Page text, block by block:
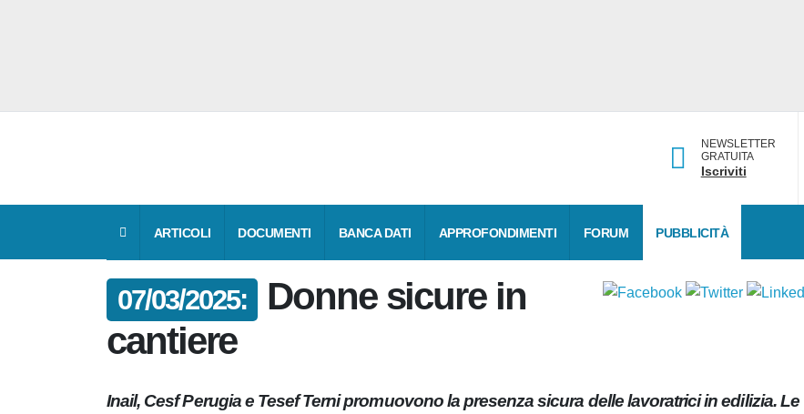
NEWSLETTER
GRATUITA
Iscriviti
ARTICOLI DOCUMENTI BANCA DATI APPROFONDIMENTI FORUM PUBBLICITÀ
07/03/2025:
Donne sicure in
cantiere
Inail, Cesf Perugia e Tesef Terni promuovono la presenza sicura delle lavoratrici in edilizia.